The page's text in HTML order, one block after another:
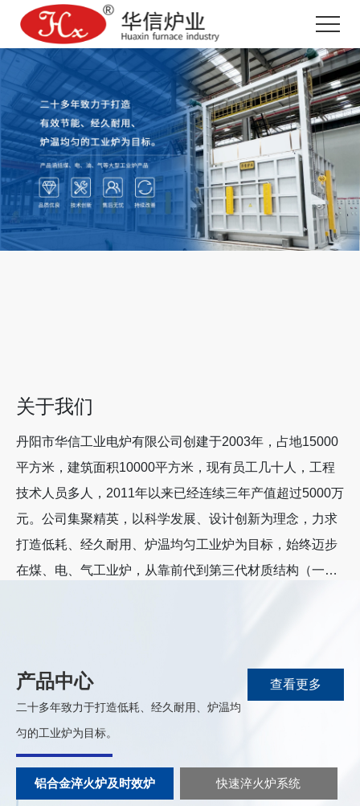
关于我们
丹阳市华信工业电炉有限公司创建于2003年，占地15000
平方米，建筑面积10000平方米，现有员工几十人，工程
技术人员多人，2011年以来已经连续三年产值超过5000万
元。公司集聚精英，以科学发展、设计创新为理念，力求
打造低耗、经久耐用、炉温均匀工业炉为目标，始终迈步
在煤、电、气工业炉，从靠前代到第三代材质结构（一、
靠的施工技能相结合。在江苏天工集团、江苏沃得集团、
河北华信锅炉集团、烟台宏源铸造、安徽合力集团、山东
东阿钢球集团、广州广重集团、杭州杭汽集团公司、洛阳
中，相得益彰，屡结硕果，攻克了耐高温全纤维结构工业
炉炉顶、炉墙的收缩变形难题，实现了低耗，经久耐用，
产品中心
二十多年致力于打造低耗、经久耐用、炉温均
匀的工业炉为目标。
查看更多
铝合金淬火炉及时效炉 快速淬火炉系统